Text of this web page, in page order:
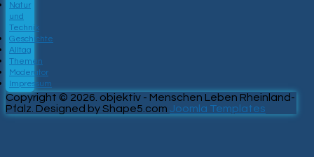
Natur
und
Technik
Geschichte
Alltag
Themen
Moderator
Impressum
Copyright © 2026. objektiv - Menschen Leben Rheinland-
Pfalz. Designed by Shape5.com Joomla Templates